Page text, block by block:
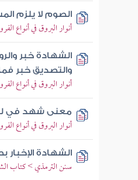
الصوم لا يلزم
أنوار البروق في أنواع
الشهادة خبر
والتصديق خبر
أنوار البروق في أنواع
معنى شهد في
أنوار البروق في أنواع
الشهادة
سنن الترمذي > كتاب